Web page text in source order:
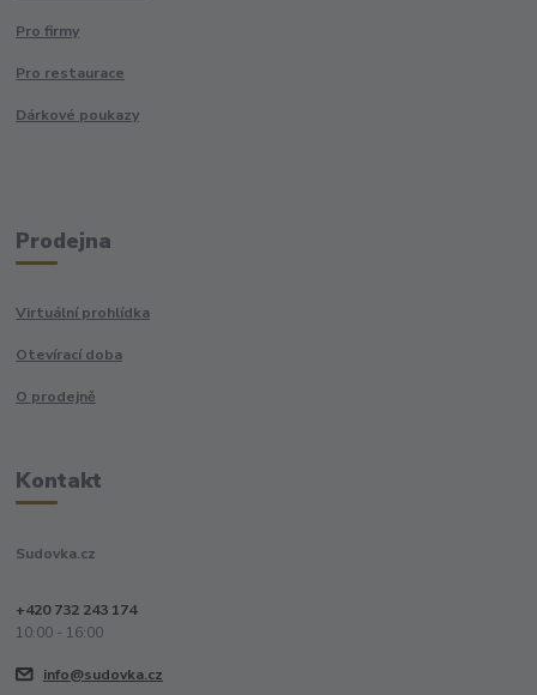
Pro firmy
Pro restaurace
Dárkové poukazy
Prodejna
Virtuální prohlídka
Otevírací doba
O prodejně
Kontakt
Sudovka.cz
+420 732 243 174
10:00 - 16:00
info@sudovka.cz